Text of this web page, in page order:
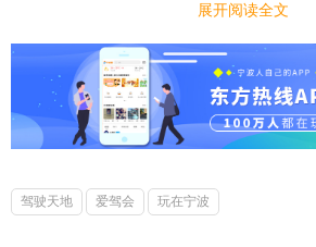
展开阅读全文
驾驶天地 爱驾会 玩在宁波